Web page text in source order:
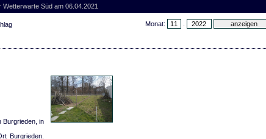
Süd am 06.04.2021
Monat:
Burgrieden, in
Burgrieden.